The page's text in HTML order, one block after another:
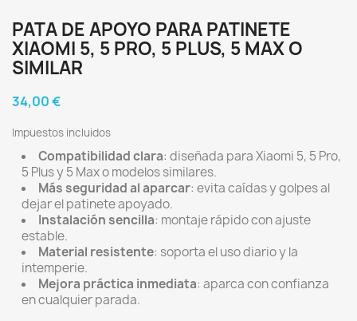
PATA DE APOYO PARA PATINETE
XIAOMI 5, 5 PRO, 5 PLUS, 5 MAX O
SIMILAR
34,00 €
Impuestos incluidos
Compatibilidad clara: diseñada para Xiaomi 5, 5 Pro,
5 Plus y 5 Max o modelos similares.
Más seguridad al aparcar: evita caídas y golpes al
dejar el patinete apoyado.
Instalación sencilla: montaje rápido con ajuste
estable.
Material resistente: soporta el uso diario y la
intemperie.
Mejora práctica inmediata: aparca con confianza
en cualquier parada.